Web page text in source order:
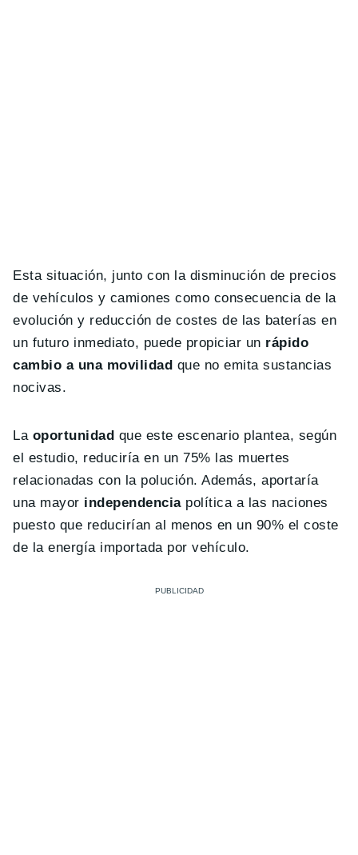
Esta situación, junto con la disminución de precios
de vehículos y camiones como consecuencia de la
evolución y reducción de costes de las baterías en
un futuro inmediato, puede propiciar un rápido
cambio a una movilidad que no emita sustancias
nocivas.
La oportunidad que este escenario plantea, según
el estudio, reduciría en un 75% las muertes
relacionadas con la polución. Además, aportaría
una mayor independenciapolítica a las naciones
puesto que reducirían al menos en un 90% el coste
de la energía importada por vehículo.